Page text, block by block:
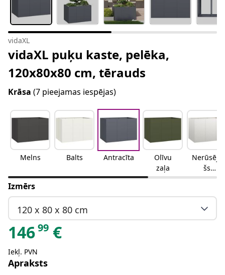
vidaXL
vidaXL puķu kaste, pelēka,
120x80x80 cm, tērauds
Krāsa (7 pieejamas iespējas)
Melns Balts Antracīta
Olīvu
zaļa
Nerūsējo
šs
tērauds
Izmērs
120 x 80 x 80 cm
14699 €
Iekļ. PVN
Apraksts